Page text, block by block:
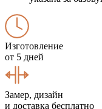
Изготовление
от 5 дней
Замер, дизайн
и доставка бесплатно